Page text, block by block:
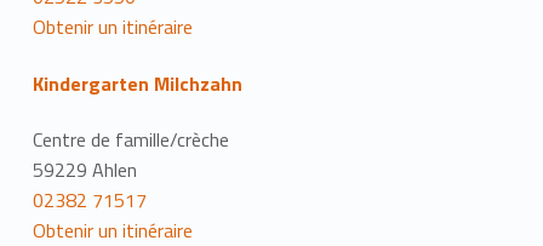
Obtenir un itinéraire
Kindergarten Milchzahn
Centre de famille/crèche
59229 Ahlen
02382 71517
Obtenir un itinéraire